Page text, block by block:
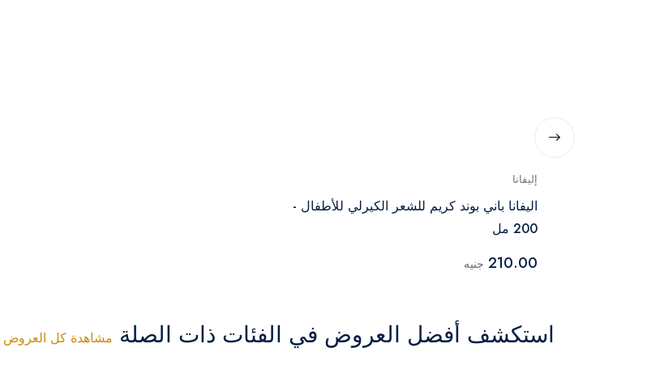
إليفانا
اليفانا باني بوند كريم للشعر الكيرلي للأطفال -
200 مل
210.00 جنيه
استكشف أفضل العروض في الفئات ذات الصلة مشاهدة كل العروض